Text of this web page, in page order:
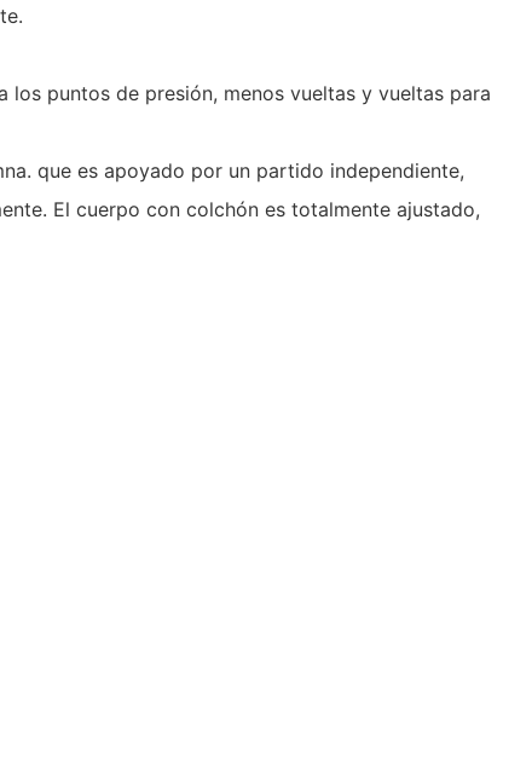
puntos de presión, menos vueltas y vueltas para
que es apoyado por un partido independiente,
El cuerpo con colchón es totalmente ajustado,